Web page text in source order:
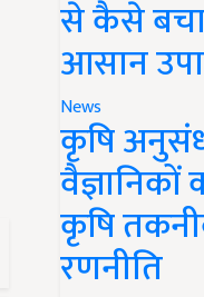
से कैसे
आसान
News
कृषि
कृषि
रणनीति